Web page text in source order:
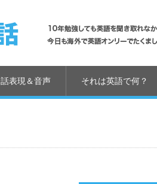
表現＆音声 それは英語で何？